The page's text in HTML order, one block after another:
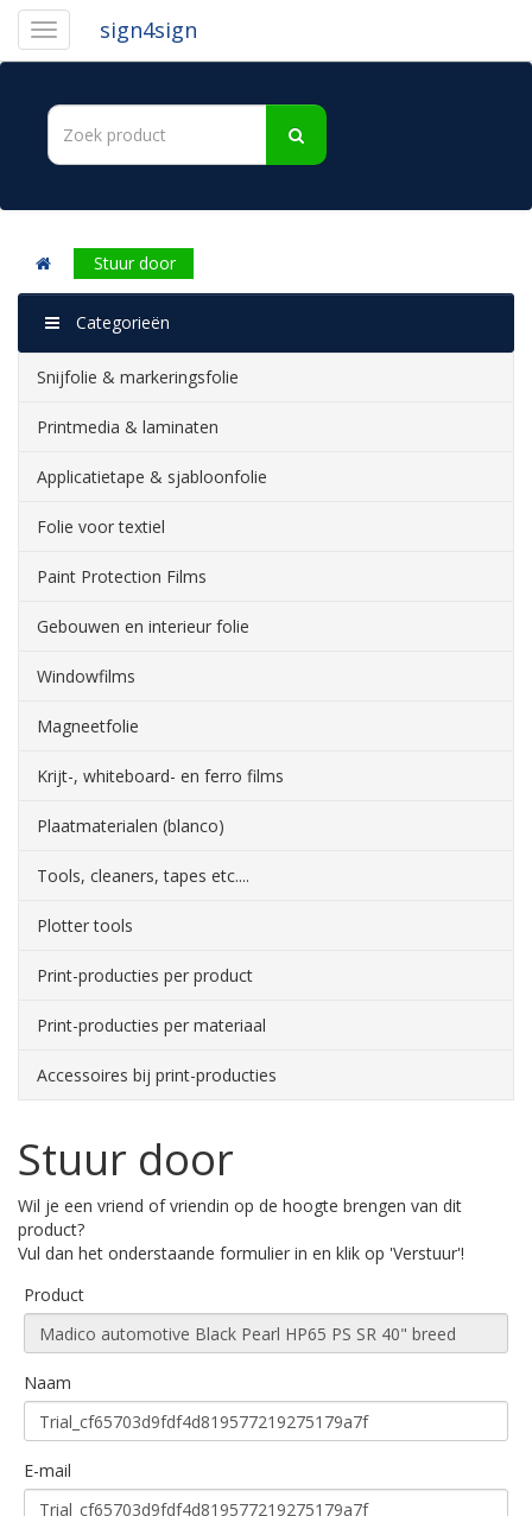
sign4sign
Stuur door
Categorieën
Snijfolie & markeringsfolie
Printmedia & laminaten
Applicatietape & sjabloonfolie
Folie voor textiel
Paint Protection Films
Gebouwen en interieur folie
Windowfilms
Magneetfolie
Krijt-, whiteboard- en ferro films
Plaatmaterialen (blanco)
Tools, cleaners, tapes etc....
Plotter tools
Print-producties per product
Print-producties per materiaal
Accessoires bij print-producties
Stuur door
Wil je een vriend of vriendin op de hoogte brengen van dit
product?
Vul dan het onderstaande formulier in en klik op 'Verstuur'!
Product
Naam
E-mail